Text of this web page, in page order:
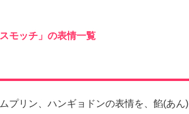
モッチ」の表情一覧
プリン、ハンギョドンの表情を、餡(あん)